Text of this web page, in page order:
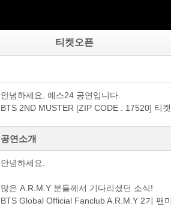
티켓오픈
안녕하세요, 예스24 공연입니다.
BTS 2ND MUSTER [ZIP CODE : 17520] 티
공연소개
안녕하세요.
많은 A.R.M.Y 분들께서 기다리셨던 소식!
BTS Global Official Fanclub A.R.M.Y 2기 팬